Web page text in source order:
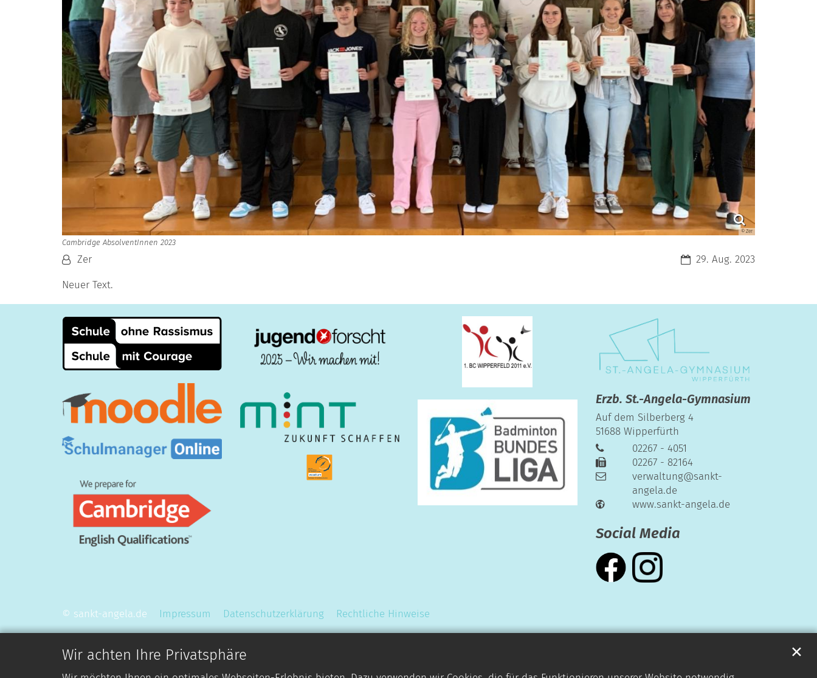
Wir achten Ihre Privatsphäre ✕
© Zer
Cambridge AbsolventInnen 2023
Datum:29. Aug. 2023
Von:Zer
Neuer Text.
Erzb. St.-Angela-Gymnasium
Auf dem Silberberg 4
51688 Wipperfürth
02267 - 4051
02267 - 82164
verwaltung@sankt-
angela.de
www.sankt-angela.de
Social Media
© sankt-angela.de Impressum Datenschutzerklärung Rechtliche Hinweise